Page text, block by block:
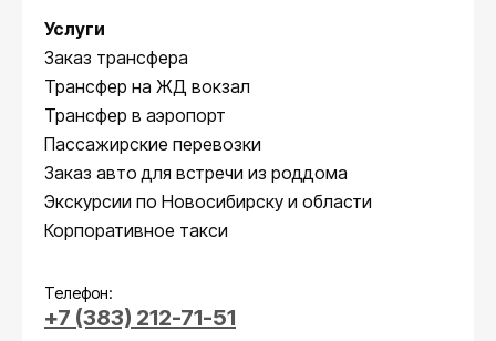
Услуги
Заказ трансфера
Трансфер на ЖД вокзал
Трансфер в аэропорт
Пассажирские перевозки
Заказ авто для встречи из роддома
Экскурсии по Новосибирску и области
Корпоративное такси
Телефон:
+7 (383) 212-71-51